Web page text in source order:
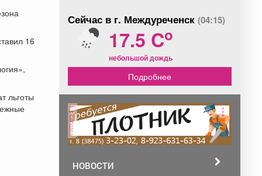
16
льготы
Сейчас в г. Междуреченск (04:15)
17.5 Co
небольшой дождь
Подробнее
реклама
НОВОСТИ